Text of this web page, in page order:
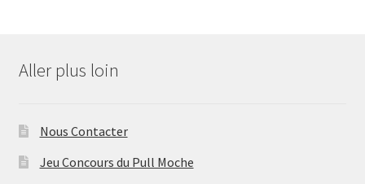
Aller plus loin
Nous Contacter
Jeu Concours du Pull Moche